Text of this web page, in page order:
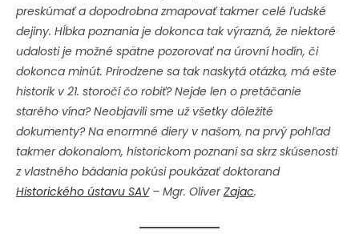
preskúmať a dopodrobna zmapovať takmer celé ľudské
dejiny. Hĺbka poznania je dokonca tak výrazná, že niektoré
udalosti je možné spätne pozorovať na úrovní hodín, či
dokonca minút. Prirodzene sa tak naskytá otázka, má ešte
historik v 21. storočí čo robiť? Nejde len o pretáčanie
starého vína? Neobjavili sme už všetky dôležité
dokumenty? Na enormné diery v našom, na prvý pohľad
takmer dokonalom, historickom poznaní sa skrz skúsenosti
z vlastného bádania pokúsi poukázať doktorand
Historického ústavu SAV– Mgr. OliverZajac.